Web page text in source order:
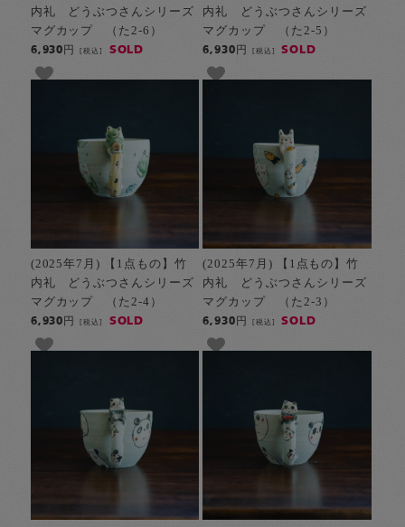
内礼 どうぶつさんシリーズ
マグカップ （た2-6）
6,930円[税込] SOLD
内礼 どうぶつさんシリーズ
マグカップ （た2-5）
6,930円 [税込] SOLD
(2025年7月) 【1点もの】竹
内礼 どうぶつさんシリーズ
マグカップ （た2-4）
6,930円[税込] SOLD
(2025年7月) 【1点もの】竹
内礼 どうぶつさんシリーズ
マグカップ （た2-3）
6,930円 [税込] SOLD